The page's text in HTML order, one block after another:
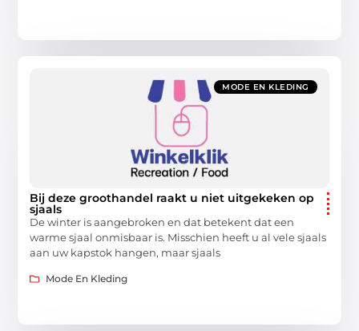
MODE EN KLEDING
Bij deze groothandel raakt u niet uitgekeken op
sjaals
De winter is aangebroken en dat betekent dat een
warme sjaal onmisbaar is. Misschien heeft u al vele sjaals
aan uw kapstok hangen, maar sjaals
Mode En Kleding